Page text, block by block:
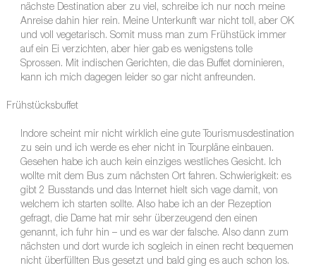
nächste Destination aber zu viel, schreibe ich nur noch meine
Anreise dahin hier rein. Meine Unterkunft war nicht toll, aber OK
und voll vegetarisch. Somit muss man zum Frühstück immer
auf ein Ei verzichten, aber hier gab es wenigstens tolle
Sprossen. Mit indischen Gerichten, die das Buffet dominieren,
kann ich mich dagegen leider so gar nicht anfreunden.
Frühstücksbuffet
Indore scheint mir nicht wirklich eine gute Tourismusdestination
zu sein und ich werde es eher nicht in Tourpläne einbauen.
Gesehen habe ich auch kein einziges westliches Gesicht. Ich
wollte mit dem Bus zum nächsten Ort fahren. Schwierigkeit: es
gibt 2 Busstands und das Internet hielt sich vage damit, von
welchem ich starten sollte. Also habe ich an der Rezeption
gefragt, die Dame hat mir sehr überzeugend den einen
genannt, ich fuhr hin – und es war der falsche. Also dann zum
nächsten und dort wurde ich sogleich in einen recht bequemen
nicht überfüllten Bus gesetzt und bald ging es auch schon los.